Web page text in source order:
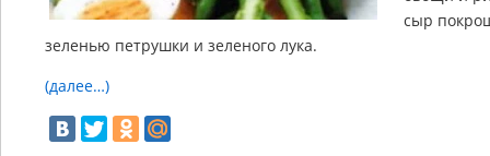
сыр
зеленью петрушки и зеленого лука.
(далее…)